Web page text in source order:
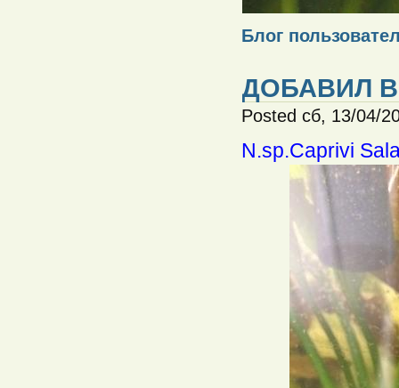
Блог
ДОБАВИЛ
Posted сб, 13/04/
N.sp.Caprivi